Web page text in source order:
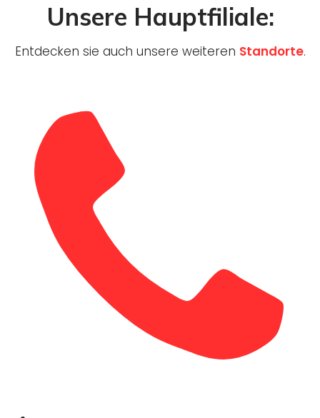
Unsere Hauptfiliale:
Entdecken sie auch unsere weiteren Standorte.